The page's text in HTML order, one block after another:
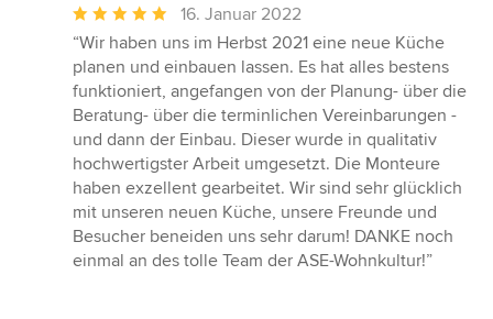
Durchschnittliche
Bewertung:
5
von
5
Sternen
16. Januar 2022
“Wir haben uns im Herbst 2021 eine neue Küche
planen und einbauen lassen. Es hat alles bestens
funktioniert, angefangen von der Planung- über die
Beratung- über die terminlichen Vereinbarungen -
und dann der Einbau. Dieser wurde in qualitativ
hochwertigster Arbeit umgesetzt. Die Monteure
haben exzellent gearbeitet. Wir sind sehr glücklich
mit unseren neuen Küche, unsere Freunde und
Besucher beneiden uns sehr darum! DANKE noch
einmal an des tolle Team der ASE-Wohnkultur!”